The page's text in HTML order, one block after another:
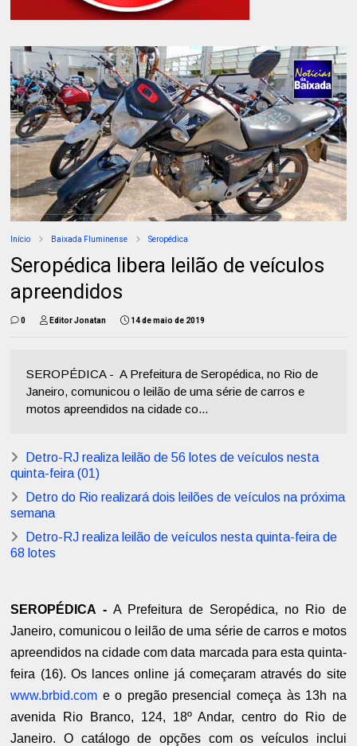
Início Baixada Fluminense Seropédica
Seropédica libera leilão de veículos
apreendidos
0 Editor Jonatan 14 de maio de 2019
SEROPÉDICA - A Prefeitura de Seropédica, no Rio de
Janeiro, comunicou o leilão de uma série de carros e
motos apreendidos na cidade co...
Detro-RJ realiza leilão de 56 lotes de veículos nesta
quinta-feira (01)
Detro do Rio realizará dois leilões de veículos na próxima
semana
Detro-RJ realiza leilão de veículos nesta quinta-feira de
68 lotes
SEROPÉDICA - A Prefeitura de Seropédica, no Rio de
Janeiro, comunicou o leilão de uma série de carros e motos
apreendidos na cidade com data marcada para esta quinta-
feira (16). Os lances online já começaram através do site
www.brbid.com e o pregão presencial começa às 13h na
avenida Rio Branco, 124, 18º Andar, centro do Rio de
Janeiro. O catálogo de opções com os veículos inclui